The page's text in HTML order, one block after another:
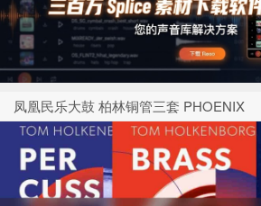
凤凰民乐大鼓 柏林铜管三套 PHOENIX